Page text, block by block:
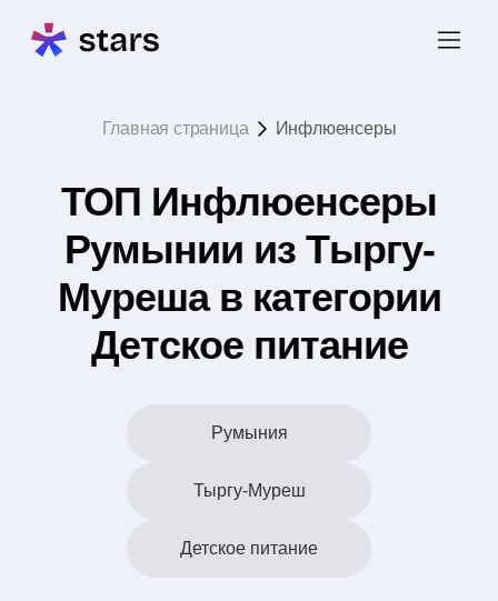
Главная страница Инфлюенсеры
ТОП Инфлюенсеры
Румынии из Тыргу-
Муреша в категории
Детское питание
Румыния
Тыргу-Муреш
Детское питание